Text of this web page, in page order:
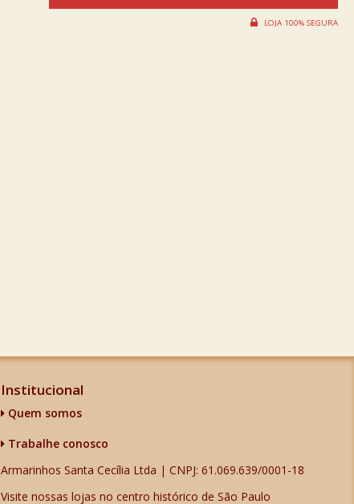
Institucional
Quem somos
Trabalhe conosco
Armarinhos Santa Cecília Ltda | CNPJ: 61.069.639/0001-18
Visite nossas lojas no centro histórico de São Paulo